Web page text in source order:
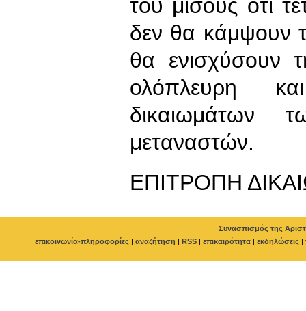
του μίσους ότι
δεν θα κάμψουν
θα ενισχύσουν
ολόπλευρη
δικαιωμάτων
μεταναστών.
ΕΠΙΤΡΟΠΗ
Συνασπισμός της
επικοινωνία-πληροφορίες | αναζήτηση | RSS | επικαιρότητα | εκδηλώσεις |